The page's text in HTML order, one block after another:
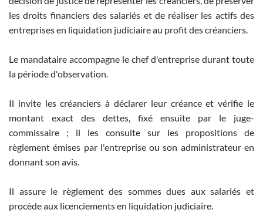
les droits financiers des salariés et de réaliser les actifs des
entreprises en liquidation judiciaire au profit des créanciers.
Le mandataire accompagne le chef d'entreprise durant toute
la période d'observation.
Il invite les créanciers à déclarer leur créance et vérifie le
montant exact des dettes, fixé ensuite par le juge-
commissaire ; il les consulte sur les propositions de
règlement émises par l'entreprise ou son administrateur en
donnant son avis.
Il assure le règlement des sommes dues aux salariés et
procède aux licenciements en liquidation judiciaire.